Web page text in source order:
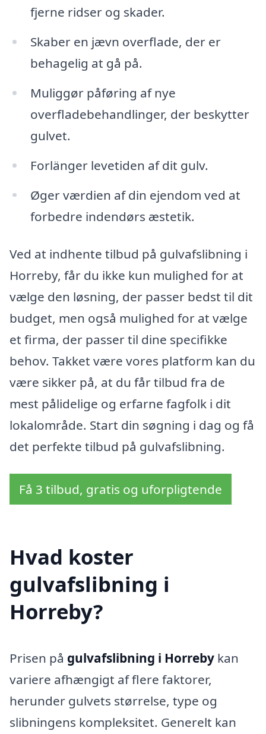
fjerne ridser og skader.
Skaber en jævn overflade, der er
behagelig at gå på.
Muliggør påføring af nye
overfladebehandlinger, der beskytter
gulvet.
Forlänger levetiden af dit gulv.
Øger værdien af din ejendom ved at
forbedre indendørs æstetik.
Ved at indhente tilbud på gulvafslibning i
Horreby, får du ikke kun mulighed for at
vælge den løsning, der passer bedst til dit
budget, men også mulighed for at vælge
et firma, der passer til dine specifikke
behov. Takket være vores platform kan du
være sikker på, at du får tilbud fra de
mest pålidelige og erfarne fagfolk i dit
lokalområde. Start din søgning i dag og få
det perfekte tilbud på gulvafslibning.
Få 3 tilbud, gratis og uforpligtende
Hvad koster
gulvafslibning i
Horreby?
Prisen på gulvafslibning i Horreby kan
variere afhængigt af flere faktorer,
herunder gulvets størrelse, type og
slibningens kompleksitet. Generelt kan